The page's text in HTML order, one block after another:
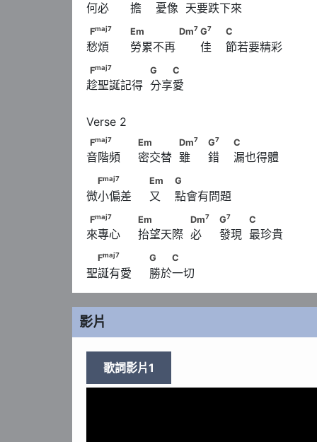
G7 C
何必      擔    憂像  天要跌下來
Fmaj7
Em
Dm
G7
Fmaj7 Em Dm7 G7 C
愁煩      勞累不再       佳    節若要精彩
Fmaj7 G　　C
Fmaj7 G C
趁聖誕記得  分享愛
Fmaj7 Em　　　
G C
Fmaj7 Em Dm7 G7 C
音階頻     密交替  雖     錯    漏也得體
Fmaj7 Em　
Fmaj7 Em G
微小偏差     又    點會有問題
Fmaj7 Em　　　　
G7 C
Fmaj7 Em Dm7 G7 C
來專心     抬望天際  必     發現  最珍貴
Fmaj7 G　　C
Fmaj7 G C
聖誕有愛     勝於一切
影片
歌詞影片1